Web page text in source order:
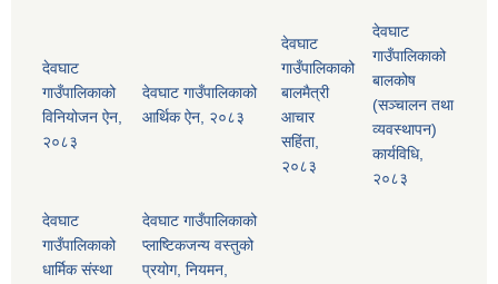
देवघाट
गाउँपालिकाको
विनियोजन ऐन,
२०८३
देवघाट गाउँपालिकाको
आर्थिक ऐन, २०८३
देवघाट
गाउँपालिकाको
बालमैत्री
आचार
सहिंता,
२०८३
देवघाट
गाउँपालिकाको
बालकोष
(सञ्चालन तथा
व्यवस्थापन)
कार्यविधि,
२०८३
देवघाट
गाउँपालिकाको
धार्मिक संस्था
देवघाट गाउँपालिकाको
प्लाष्टिकजन्य वस्तुको
प्रयोग, नियमन,